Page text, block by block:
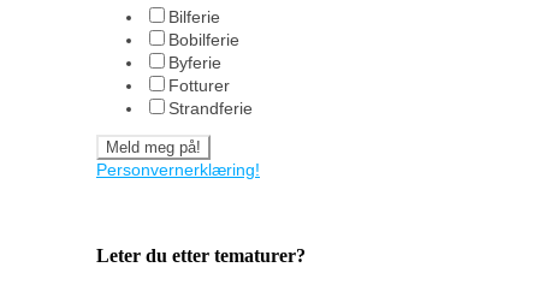
Bilferie
Bobilferie
Byferie
Fotturer
Strandferie
Personvernerklæring!
Leter du etter tematurer?